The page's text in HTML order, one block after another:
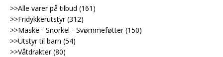
>>Alle varer på tilbud (161)
>>Fridykkerutstyr (312)
>>Maske - Snorkel - Svømmeføtter (150)
>>Utstyr til barn (54)
>>Våtdrakter (80)